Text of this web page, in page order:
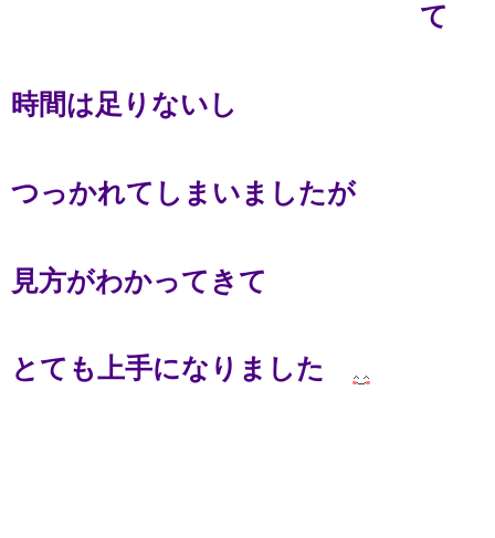
て
時間は足りないし
つっかれてしまいましたが
見方がわかってきて
とても上手になりました